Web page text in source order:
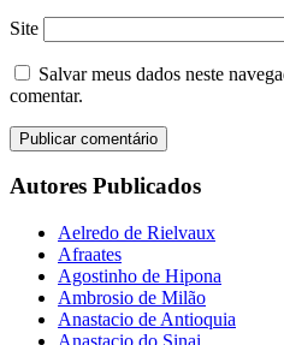
Site
Salvar meus dados neste
comentar.
Autores Publicados
Aelredo de Rielvaux
Afraates
Agostinho de Hipona
Ambrosio de Milão
Anastacio de Antioquia
Anastacio do Sinai